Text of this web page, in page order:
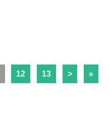
12 13 > »